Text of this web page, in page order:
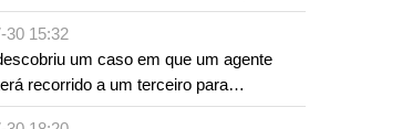
30 15:32
um caso em que um agente
recorrido a um terceiro para
por si a culpa na sequência de uma